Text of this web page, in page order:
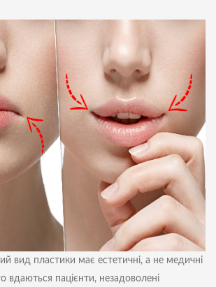
вид пластики має естетичні, а не медичні
вдаються пацієнти, незадоволені